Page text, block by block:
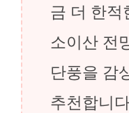
금 더 한적
소이산 전
단풍을 감
추천합니